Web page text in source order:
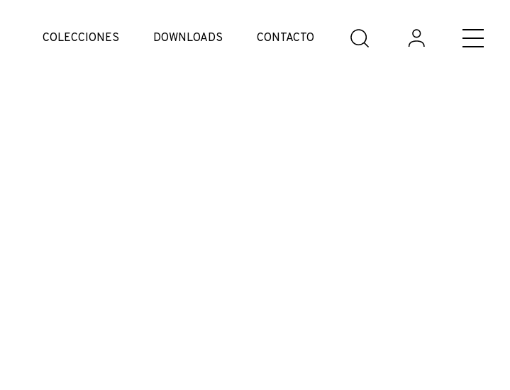
COLECCIONES DOWNLOADS CONTACTO